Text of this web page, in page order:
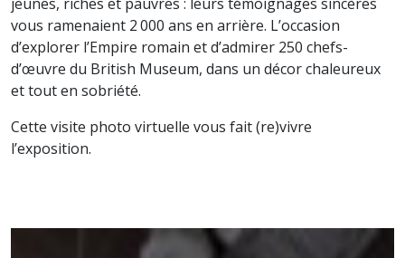
vous ramenaient 2 000 ans en arrière. L’occasion
d’explorer l’Empire romain et d’admirer 250 chefs-
d’œuvre du British Museum, dans un décor chaleureux
et tout en sobriété.
Cette visite photo virtuelle vous fait (re)vivre
l’exposition.